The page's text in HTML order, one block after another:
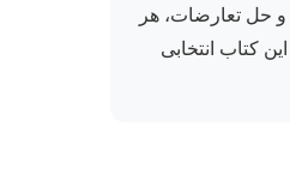
حل تعارضات، هر
کتاب انتخابی